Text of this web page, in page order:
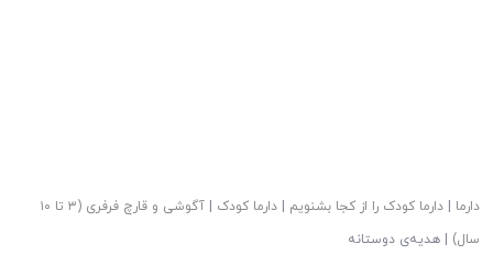
دارما دارما کودک را از کجا بشنویم دارما کودک
آگوشی و قارچ فرفری (۳ تا ۱۰
سال)
هدیه‌ی دوستانه